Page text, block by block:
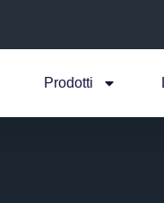
Prodotti